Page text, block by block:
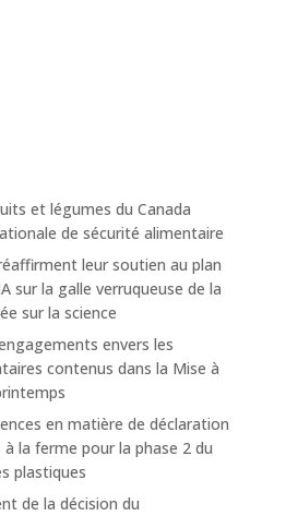
et légumes du Canada
de sécurité alimentaire
leur soutien au plan
sur la galle verruqueuse de la
sur la science
envers les
contenus dans la Mise à
en matière de déclaration
la ferme pour la phase 2 du
plastiques
de la décision du